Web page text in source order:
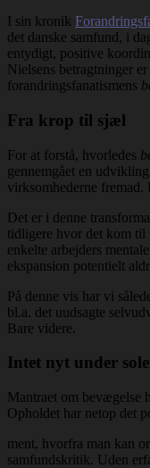
I sin kronik
det danske samfund, i
entydigt, positive
Nielsens betragtninger
forandringsfanatismens
Fra krop til sjæl
For at forstå, hvorledes
gennemgået en
virksomhederne
Det er i denne
tidligere hvor det kom til
enkelte arbejders
ekspansion potentielt
På denne vis har vi
bl.a. det uudsagte
Bare videre.
Intet nyt under
Mantraet om bevægelse
Opholdet har netop det
ment, hvorfra man kan
samfundskritik. Uden